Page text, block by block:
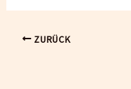
ZURÜCK